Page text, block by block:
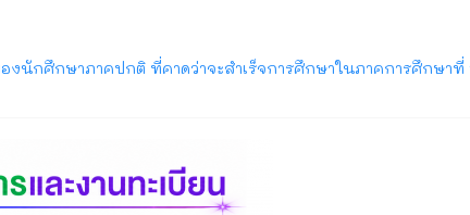
พ้นสภาพจากการเป็นนักศึกษา ตามข้อบังคับมหาวิทยาลัยราช
ตรี ภาคปกติ (รอบมหกรรมวิชาการ) ประจำปีการศึกษา 2570